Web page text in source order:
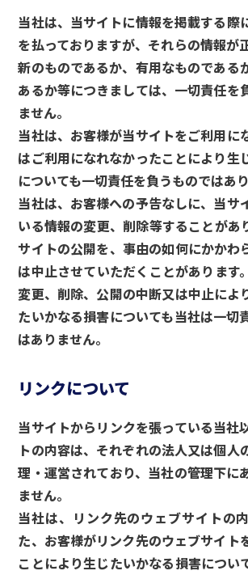
当社は、当サイトに情報を掲載する際
を払っておりますが、それらの情報が
新のものであるか、有用なものである
あるか等につきましては、一切責任を
ません。
当社は、お客様が当サイトをご利用に
はご利用になれなかったことにより生
についても一切責任を負うものではあり
当社は、お客様への予告なしに、当サ
いる情報の変更、削除等することがあ
サイトの公開を、事由の如何にかかわ
は中止させていただくことがあります
変更、削除、公開の中断又は中止によ
たいかなる損害についても当社は一切
はありません。
リンクについて
当サイトからリンクを張っている当社
トの内容は、それぞれの法人又は個人
理・運営されており、当社の管理下に
ません。
当社は、リンク先のウェブサイトの
た、お客様がリンク先のウェブサイト
ことにより生じたいかなる損害につい